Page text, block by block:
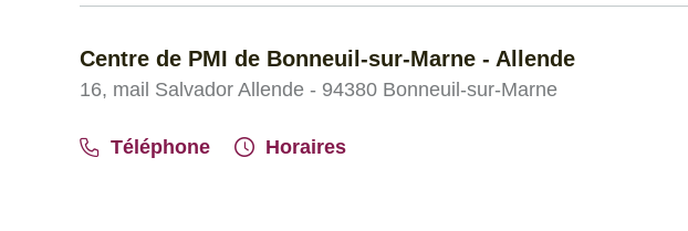
Centre de PMI de Bonneuil-sur-Marne - Allende
16, mail Salvador Allende - 94380 Bonneuil-sur-Marne
Téléphone Horaires